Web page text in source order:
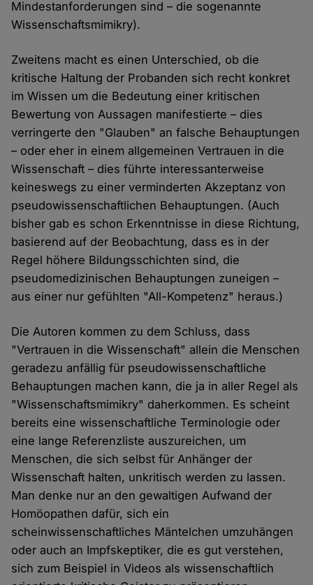
Mindestanforderungen sind – die sogenannte
Wissenschaftsmimikry).
Zweitens macht es einen Unterschied, ob die
kritische Haltung der Probanden sich recht konkret
im Wissen um die Bedeutung einer kritischen
Bewertung von Aussagen manifestierte – dies
verringerte den "Glauben" an falsche Behauptungen
– oder eher in einem allgemeinen Vertrauen in die
Wissenschaft – dies führte interessanterweise
keineswegs zu einer verminderten Akzeptanz von
pseudowissenschaftlichen Behauptungen. (Auch
bisher gab es schon Erkenntnisse in diese Richtung,
basierend auf der Beobachtung, dass es in der
Regel höhere Bildungsschichten sind, die
pseudomedizinischen Behauptungen zuneigen –
aus einer nur gefühlten "All-Kompetenz" heraus.)
Die Autoren kommen zu dem Schluss, dass
"Vertrauen in die Wissenschaft" allein die Menschen
geradezu anfällig für pseudowissenschaftliche
Behauptungen machen kann, die ja in aller Regel als
"Wissenschaftsmimikry" daherkommen. Es scheint
bereits eine wissenschaftliche Terminologie oder
eine lange Referenzliste auszureichen, um
Menschen, die sich selbst für Anhänger der
Wissenschaft halten, unkritisch werden zu lassen.
Man denke nur an den gewaltigen Aufwand der
Homöopathen dafür, sich ein
scheinwissenschaftliches Mäntelchen umzuhängen
oder auch an Impfskeptiker, die es gut verstehen,
sich zum Beispiel in Videos als wissenschaftlich